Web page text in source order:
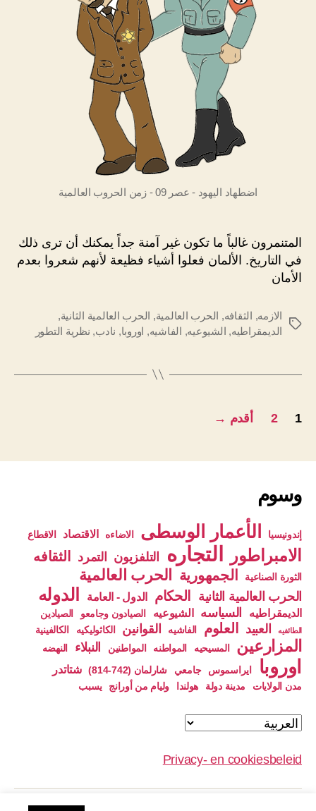
اضطهاد اليهود - عصر 09 - زمن الحروب العالمية
المتنمرون غالباً ما تكون غير آمنة جداً يمكنك أن ترى ذلك
في التاريخ. الألمان فعلوا أشياء فظيعة لأنهم شعروا بعدم
الأمان
الوسوم
الازمه, الثقافه, الحرب العالمية, الحرب العالمية الثانية,
الديمقراطيه, الشيوعيه, الفاشيه, اوروبا, نادب, نظرية التطور
Posts1
2 أقدم →
وسوم
إندونيسيا الأعمار الوسطى الاضاءه الاقتصاد الاقطاع
الامبراطور التجاره التلفزيون التمرد الثقافه
الثورة الصناعية الجمهورية الحرب العالمية
الحرب العالمية الثانية الحكام الدول - العامة الدوله
الديمقراطيه السياسه الشيوعيه الصيادون وجامعو الصيادين
الطائفيه العبيد العلوم الفاشيه القوانين الكاثوليكيه الكالفينية
المزارعين المسيحيه المواطنه المواطنين النبلاء النهضه
اوروبا ايراسموس جامعي شارلمان (742-814) شتاتدر
مدن الولايات مدينة دولة هولندا وليام من أورانج يسبب
اختر
لغة
Privacy- en cookiesbeleid